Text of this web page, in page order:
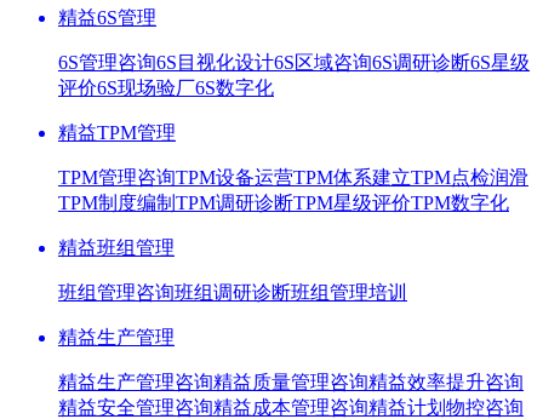
精益6S管理
6S管理咨询6S目视化设计6S区域咨询6S调研诊断6S星级
评价6S现场验厂6S数字化
精益TPM管理
TPM管理咨询TPM设备运营TPM体系建立TPM点检润滑
TPM制度编制 TPM调研诊断TPM星级评价TPM数字化
精益班组管理
班组管理咨询班组调研诊断班组管理培训
精益生产管理
精益生产管理咨询精益质量管理咨询精益效率提升咨询
精益安全管理咨询精益成本管理咨询精益计划物控咨询